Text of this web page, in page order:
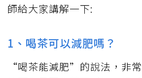
師給大家講解一下:
1、喝茶可以減肥嗎？
“喝茶能減肥”的說法，非